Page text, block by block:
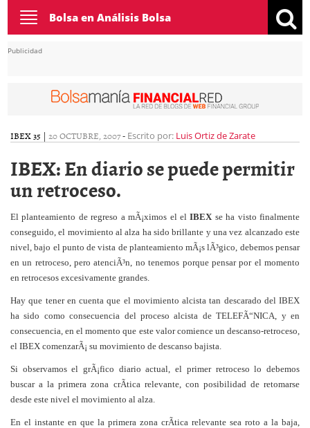
Toggle
navigation
Bolsa en Análisis Bolsa
Publicidad
IBEX 35 | 20 OCTUBRE, 2007- Escrito por: Luis Ortiz de Zarate
IBEX: En diario se puede permitir
un retroceso.
El planteamiento de regreso a mÃ¡ximos el elIBEXse ha visto finalmente
conseguido, el movimiento al alza ha sido brillante y una vez alcanzado este
nivel, bajo el punto de vista de planteamiento mÃ¡s lÃ³gico, debemos pensar
en un retroceso, pero atenciÃ³n, no tenemos porque pensar por el momento
en retrocesos excesivamente grandes.
Hay que tener en cuenta que el movimiento alcista tan descarado del IBEX
ha sido como consecuencia del proceso alcista de TELEFÃ“NICA, y en
consecuencia, en el momento que este valor comience un descanso-retroceso,
el IBEX comenzarÃ¡ su movimiento de descanso bajista.
Si observamos el grÃ¡fico diario actual, el primer retroceso lo debemos
buscar a la primera zona crÃ­tica relevante, con posibilidad de retomarse
desde este nivel el movimiento al alza.
En el instante en que la primera zona crÃ­tica relevante sea roto a la baja,